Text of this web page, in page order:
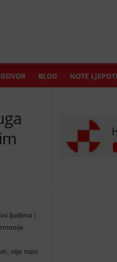
BLOG NOTE
ljudima i
nije nam